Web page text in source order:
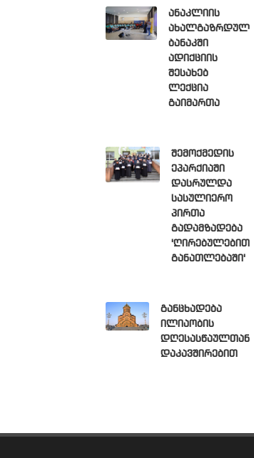
ანაკლიის
ახალგაზრდულ
ბანაკში
ადიქციის
შესახებ
ლექცია
გაიმართა
შემოქმედის
ეპარქიაში
დასრულდა
სასულიერო
პირთა
გადამზადება
'ღირებულებით
განათლებაში'
განცხადება
ილიაობის
დღესასწაულთან
დაკავშირებით